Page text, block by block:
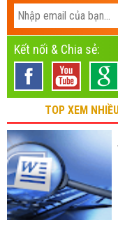
Kết nối & Chia sẻ:
TOP XEM